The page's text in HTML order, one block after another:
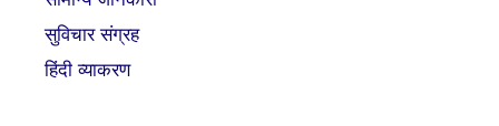
सुविचार संग्रह
हिंदी व्याकरण